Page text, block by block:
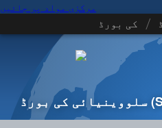
مرکزی مواد پر جائیں
/ کی بورڈ
سلووینیائی کی بورڈ